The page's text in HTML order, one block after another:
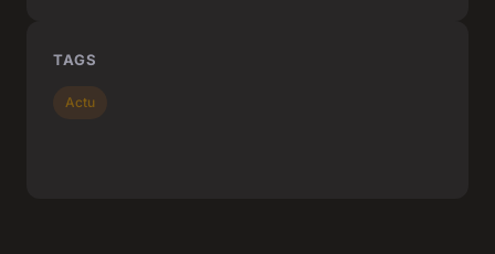
TAGS
Actu